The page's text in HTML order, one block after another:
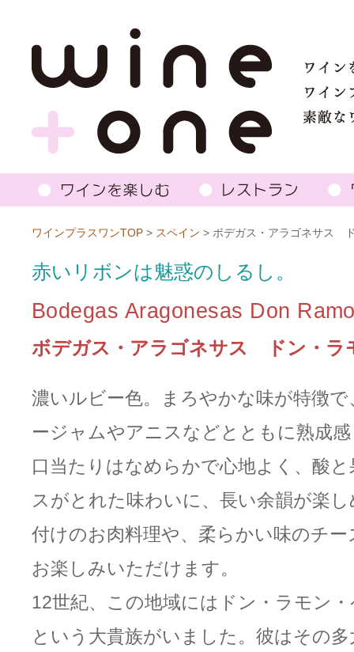
ワインプラスワンTOP > スペイン > ボデガス・アラゴネサス
赤いリボンは魅惑のしるし。
Bodegas Aragonesas Don
ボデガス・アラゴネサス ドン・ラ
濃いルビー色。まろやかな味が特徴
ージャムやアニスなどとともに熟成
口当たりはなめらかで心地よく、酸
スがとれた味わいに、長い余韻が楽
付けのお肉料理や、柔らかい味のチ
お楽しみいただけます。
12世紀、この地域にはドン・ラモン
という大貴族がいました。彼はその